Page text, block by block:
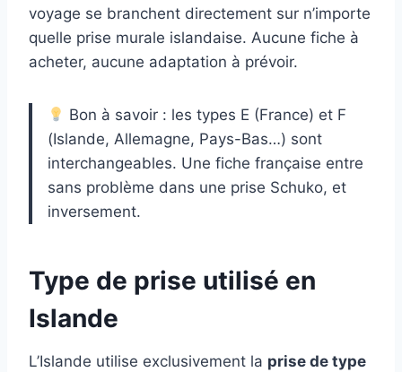
voyage se branchent directement sur n’importe
quelle prise murale islandaise. Aucune fiche à
acheter, aucune adaptation à prévoir.
Bon à savoir : les types E (France) et F
(Islande, Allemagne, Pays-Bas…) sont
interchangeables. Une fiche française entre
sans problème dans une prise Schuko, et
inversement.
Type de prise utilisé en
Islande
L’Islande utilise exclusivement la prise de type